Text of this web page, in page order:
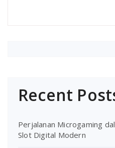
Recent
Perjalanan Microgaming
Slot Digital Modern